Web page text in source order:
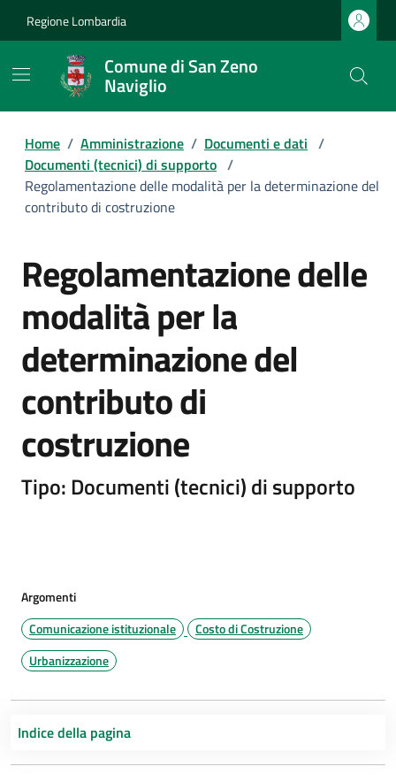
Regione Lombardia
Comune di San Zeno
Naviglio
Home / Amministrazione / Documenti e dati /
Documenti (tecnici) di supporto /
Regolamentazione delle modalità per la determinazione del
contributo di costruzione
Regolamentazione delle
modalità per la
determinazione del
contributo di
costruzione
Tipo: Documenti (tecnici) di supporto
Argomenti
Comunicazione istituzionale
Costo di Costruzione
Urbanizzazione
Indice della pagina